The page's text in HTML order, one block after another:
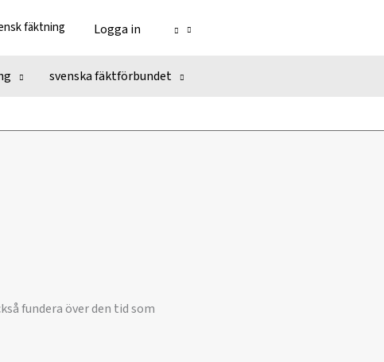
fäktning Logga in
svenska fäktförbundet
fundera över den tid som